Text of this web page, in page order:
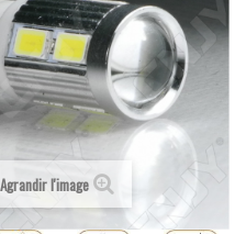
Agrandir l'image